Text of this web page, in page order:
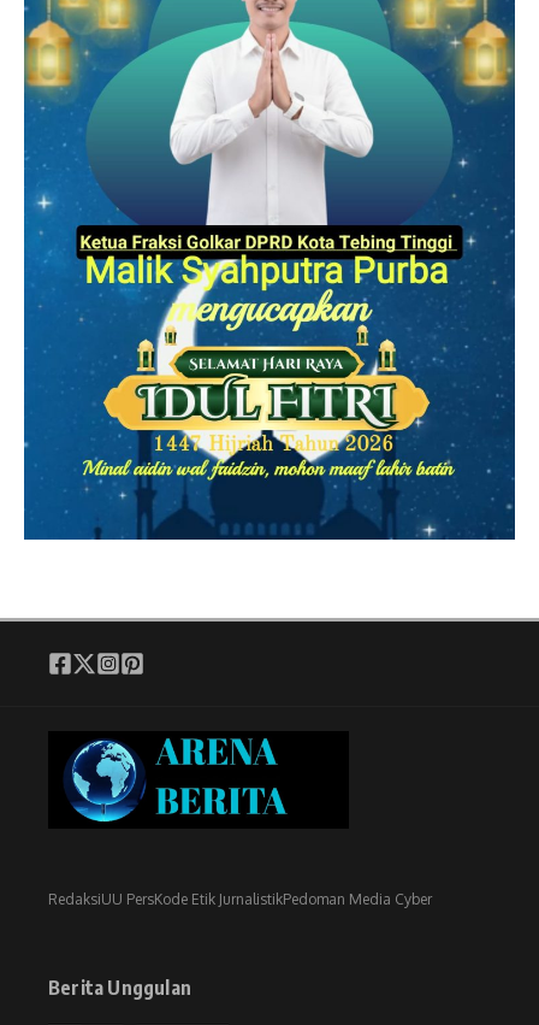
RedaksiUU PersKode Etik JurnalistikPedoman Media Cyber
Berita Unggulan